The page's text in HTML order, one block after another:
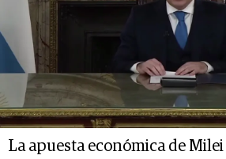
La apuesta económica de